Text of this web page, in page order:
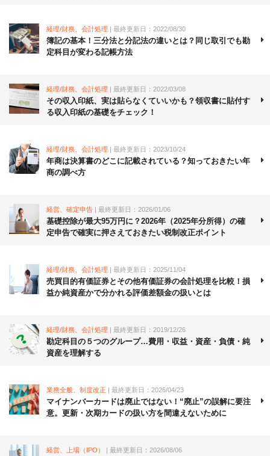
経理/財務、会計処理 | 最終更新日：2022/08/30
簿記の基本！三分法と分記法の違いとは？同じ取引でも勘
定科目が変わる記帳方法
経理/財務、会計処理 | 最終更新日：2022/03/08
その収入印紙、実は貼らなくていいかも？領収書に貼付す
る収入印紙の基礎をチェック！
経理/財務、会計処理 | 最終更新日：2023/10/24
年商は決算書のどこに記載されている？知っておきたい年
商の調べ方
経営、確定申告 | 最終更新日：2026/01/06
基礎控除が最大95万円に？2026年（2025年分所得）の確
定申告で確実に押さえておきたい税制改正ポイント
経理/財務、会計処理 | 最終更新日：2025/11/04
売買目的有価証券とその他有価証券の会計処理を比較！損
益か純資産かで分かれる評価差額金の扱いとは
経理/財務、会計処理 | 最終更新日：2019/12/26
勘定科目の５つのグループ…費用・収益・資産・負債・純
資産を理解する
業務全般、制度改正 | 最終更新日：2026/04/23
マイナンバーカードは廃止ではない！“廃止”の誤解に要注
意。更新・次期カードの扱い方を間違えないために
経営、上場（IPO） | 最終更新日：2026/08/06